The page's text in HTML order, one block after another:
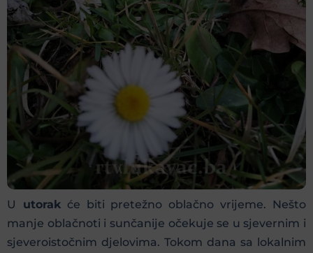
U utorakće biti pretežno oblačno vrijeme. Nešto
manje oblačnoti i sunčanije očekuje se u sjevernim i
sjeveroistočnim djelovima. Tokom dana sa lokalnim